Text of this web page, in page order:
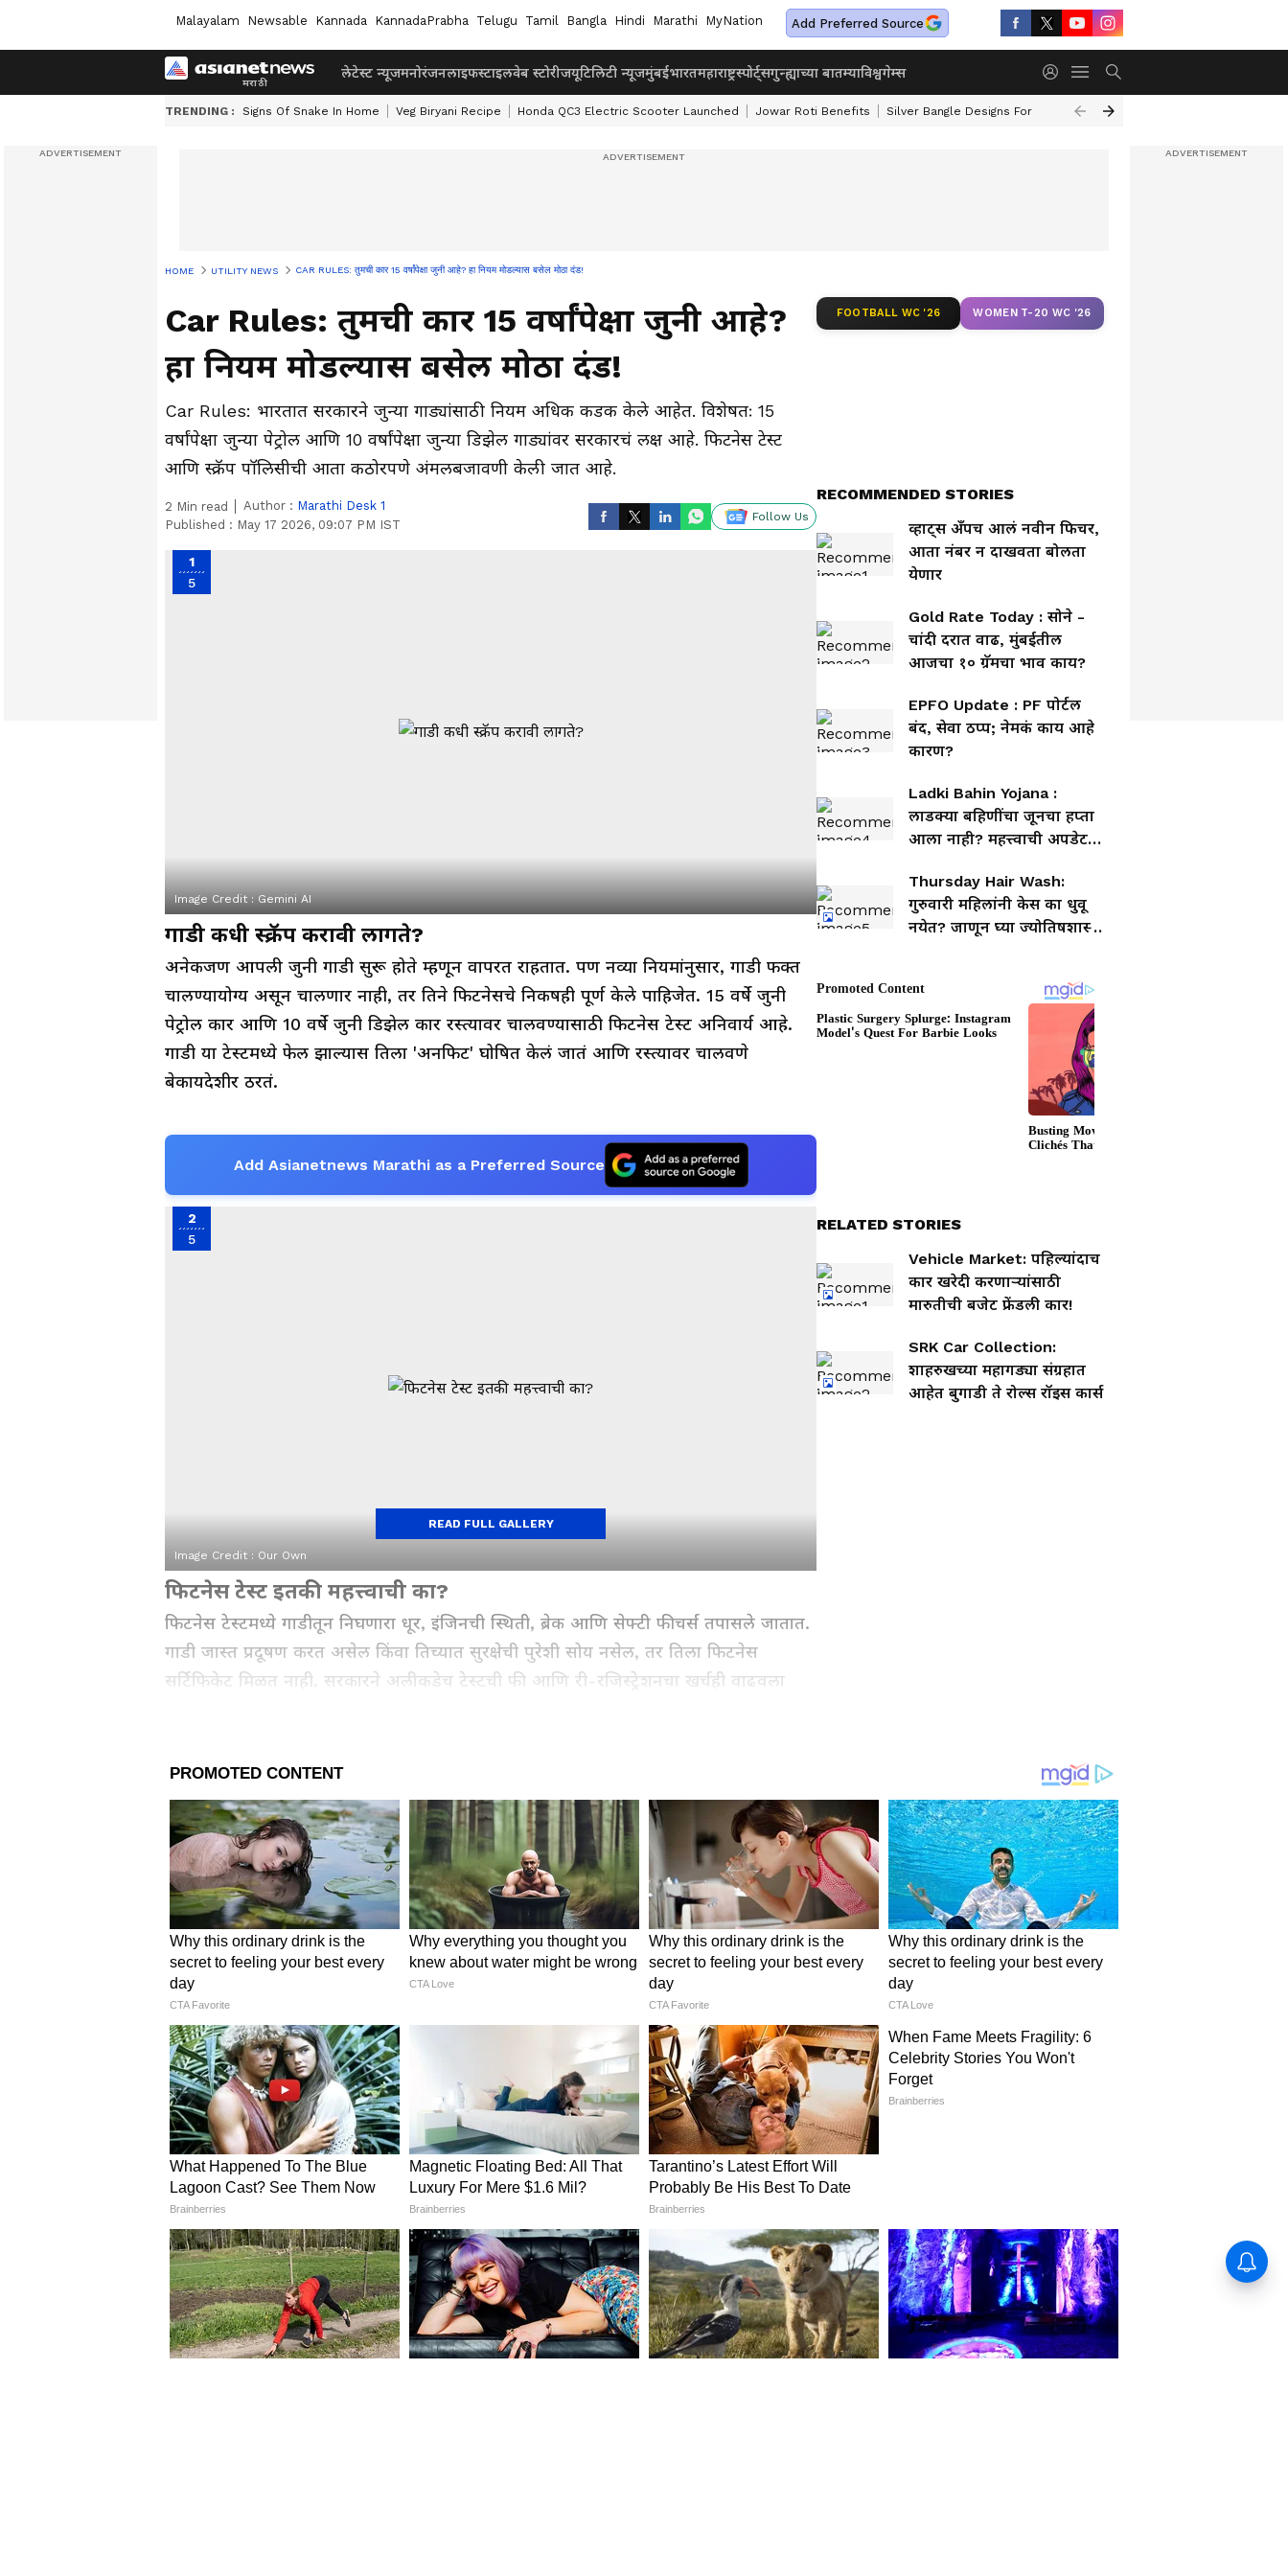
Malayalam Newsable Kannada KannadaPrabha Telugu Tamil Bangla Hindi Marathi MyNation Add Preferred Source
लेटेस्ट न्यूजमनोरंजनलाइफस्टाइलवेब स्टोरीजयूटिलिटी न्यूजमुंबईभारतमहाराष्ट्रस्पोर्ट्सगुन्ह्याच्या बातम्याविश्वगेम्स
TRENDING : Signs Of Snake In Home Veg Biryani Recipe Honda QC3 Electric Scooter Launched Jowar Roti Benefits Silver Bangle Designs For Wife Top 10 Safest Cars In India
HOME UTILITY NEWS CAR RULES: तुमची कार 15 वर्षांपेक्षा जुनी आहे? हा नियम मोडल्यास बसेल मोठा दंड!
Car Rules: तुमची कार 15 वर्षांपेक्षा जुनी आहे?
हा नियम मोडल्यास बसेल मोठा दंड!
Car Rules: भारतात सरकारने जुन्या गाड्यांसाठी नियम अधिक कडक केले आहेत. विशेषतः 15
वर्षांपेक्षा जुन्या पेट्रोल आणि 10 वर्षांपेक्षा जुन्या डिझेल गाड्यांवर सरकारचं लक्ष आहे. फिटनेस टेस्ट
आणि स्क्रॅप पॉलिसीची आता कठोरपणे अंमलबजावणी केली जात आहे.
2 Min read Author : Marathi Desk 1
Published : May 17 2026, 09:07 PM IST
Follow Us
1
5
Image Credit : Gemini AI
गाडी कधी स्क्रॅप करावी लागते?
अनेकजण आपली जुनी गाडी सुरू होते म्हणून वापरत राहतात. पण नव्या नियमांनुसार, गाडी फक्त
चालण्यायोग्य असून चालणार नाही, तर तिने फिटनेसचे निकषही पूर्ण केले पाहिजेत. 15 वर्षे जुनी
पेट्रोल कार आणि 10 वर्षे जुनी डिझेल कार रस्त्यावर चालवण्यासाठी फिटनेस टेस्ट अनिवार्य आहे.
गाडी या टेस्टमध्ये फेल झाल्यास तिला 'अनफिट' घोषित केलं जातं आणि रस्त्यावर चालवणे
बेकायदेशीर ठरतं.
Add Asianetnews Marathi as a Preferred Source
2
5
Image Credit : Our Own
फिटनेस टेस्ट इतकी महत्त्वाची का?
फिटनेस टेस्टमध्ये गाडीतून निघणारा धूर, इंजिनची स्थिती, ब्रेक आणि सेफ्टी फीचर्स तपासले जातात.
गाडी जास्त प्रदूषण करत असेल किंवा तिच्यात सुरक्षेची पुरेशी सोय नसेल, तर तिला फिटनेस
सर्टिफिकेट मिळत नाही. सरकारने अलीकडेच टेस्टची फी आणि री-रजिस्ट्रेशनचा खर्चही वाढवला
Related Articles
Vehicle Market: पहिल्यांदाच कार
खरेदी करणाऱ्यांसाठी मारुतीची बजेट
फ्रेंडली कार!
SRK Car Collection: शाहरुखच्या
महागड्या संग्रहात आहेत बुगाडी ते
रोल्स रॉइस कार्स
3
5
READ FULL GALLERY
FOOTBALL WC '26 WOMEN T-20 WC '26
RECOMMENDED STORIES
व्हाट्स अँपच आलं नवीन फिचर,
आता नंबर न दाखवता बोलता
येणार
Gold Rate Today : सोने -
चांदी दरात वाढ, मुंबईतील
आजचा १० ग्रॅमचा भाव काय?
EPFO Update : PF पोर्टल
बंद, सेवा ठप्प; नेमकं काय आहे
कारण?
Ladki Bahin Yojana :
लाडक्या बहिणींचा जूनचा हप्ता
आला नाही? महत्त्वाची अपडेट
Thursday Hair Wash:
गुरुवारी महिलांनी केस का धुवू
नयेत? जाणून घ्या ज्योतिषशास्त्र
RELATED STORIES
Vehicle Market: पहिल्यांदाच
कार खरेदी करणाऱ्यांसाठी
मारुतीची बजेट फ्रेंडली कार!
SRK Car Collection:
शाहरुखच्या महागड्या संग्रहात
आहेत बुगाडी ते रोल्स रॉइस कार्स